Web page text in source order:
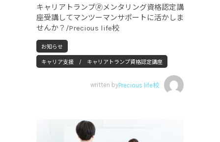
キャリアトランプ🄬メンタリング資格認定講
座受講してマンツーマンサポートに活かしま
せんか？/Precious life校
お知らせ
キャリア支援 / キャリアトランプ資格認定講座
written byPrecious life校